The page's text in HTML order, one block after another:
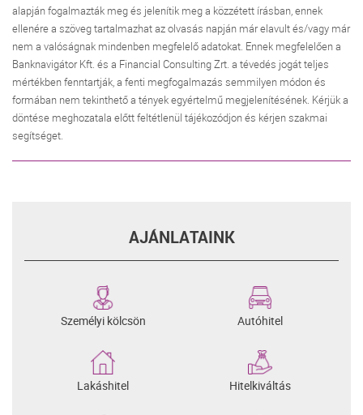
alapján fogalmazták meg és jelenítik meg a közzétett írásban, ennek
ellenére a szöveg tartalmazhat az olvasás napján már elavult és/vagy már
nem a valóságnak mindenben megfelelő adatokat. Ennek megfelelően a
Banknavigátor Kft. és a Financial Consulting Zrt. a tévedés jogát teljes
mértékben fenntartják, a fenti megfogalmazás semmilyen módon és
formában nem tekinthető a tények egyértelmű megjelenítésének. Kérjük a
döntése meghozatala előtt feltétlenül tájékozódjon és kérjen szakmai
segítséget.
AJÁNLATAINK
Személyi kölcsön Autóhitel
Lakáshitel Hitelkiváltás